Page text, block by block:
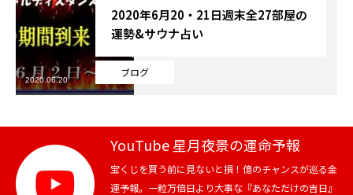
ブログ
お知らせ
芸能界
テニス
スポーツ
ブログ
2020年6月20・21日週末全27部屋の
運勢&サウナ占い
2020.06.20
YouTube 星月夜景の運命予報
宝くじを買う前に見ないと損！億のチャンスが巡る金
運予報。一粒万倍日より大事な『あなただけの吉日』